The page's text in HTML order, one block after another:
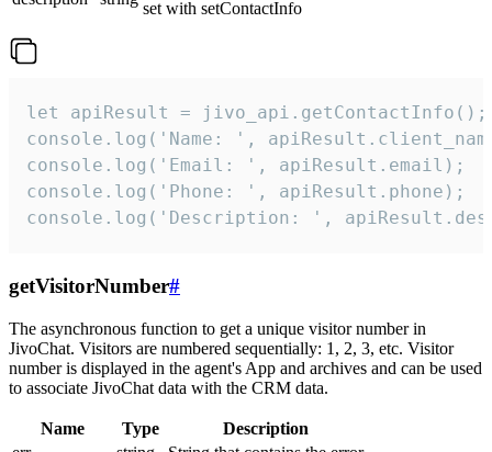
set with setContactInfo
let apiResult = jivo_api.getContactInfo();
console.log('Name: ',
console.log('Email: ', apiResult.email);
console.log('Phone: ', apiResult.phone);
console.log('Description: ',
getVisitorNumber#
The asynchronous function to get a unique visitor number in
JivoChat. Visitors are numbered sequentially: 1, 2, 3, etc. Visitor
number is displayed in the agent's App and archives and can be used
to associate JivoChat data with the CRM data.
Name Type
Description